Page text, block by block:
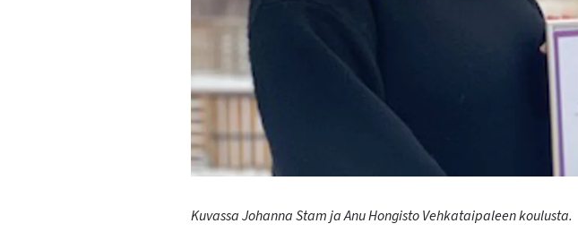
Kuvassa Johanna Stam ja Anu Hongisto Vehkataipaleen koulusta.